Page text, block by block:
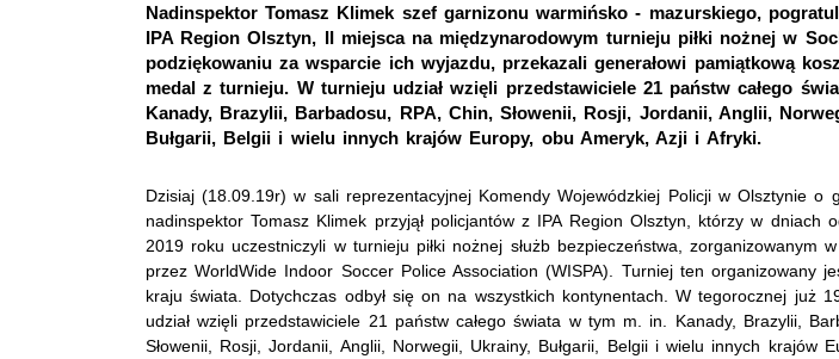
Nadinspektor Tomasz Klimek szef garnizonu warmińsko - mazurskiego,
IPA Region Olsztyn, II miejsca na międzynarodowym turnieju piłki nożnej w
podziękowaniu za wsparcie ich wyjazdu, przekazali generałowi pamiątkową
medal z turnieju. W turnieju udział wzięli przedstawiciele 21 państw całego
Kanady, Brazylii, Barbadosu, RPA, Chin, Słowenii, Rosji, Jordanii, Anglii,
Bułgarii, Belgii i wielu innych krajów Europy, obu Ameryk, Azji i Afryki.
Dzisiaj (18.09.19r) w sali reprezentacyjnej Komendy Wojewódzkiej Policji w Olsztynie o
nadinspektor Tomasz Klimek przyjął policjantów z IPA Region Olsztyn, którzy w dniach
2019 roku uczestniczyli w turnieju piłki nożnej służb bezpieczeństwa, zorganizowanym
przez WorldWide Indoor Soccer Police Association (WISPA). Turniej ten organizowany
kraju świata. Dotychczas odbył się on na wszystkich kontynentach. W tegorocznej już
udział wzięli przedstawiciele 21 państw całego świata w tym m. in. Kanady, Brazylii,
Słowenii, Rosji, Jordanii, Anglii, Norwegii, Ukrainy, Bułgarii, Belgii i wielu innych krajów